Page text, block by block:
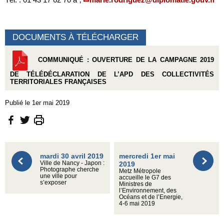
DOCUMENTS À TÉLÉCHARGER
COMMUNIQUÉ : OUVERTURE DE LA CAMPAGNE 2019
DE TÉLÉDÉCLARATION DE L’APD DES COLLECTIVITÉS
TERRITORIALES FRANÇAISES
Publié le 1er mai 2019
mardi 30 avril 2019
Ville de Nancy - Japon :
Photographe cherche
une ville pour
s’exposer
mercredi 1er mai
2019
Metz Métropole
accueille le G7 des
Ministres de
l’Environnement, des
Océans et de l’Energie,
4-6 mai 2019